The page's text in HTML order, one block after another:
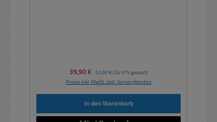
Verkaufspreis:
39,90 € Regulärer Preis:
52,90 € (24.57% gespart)
Preise inkl. MwSt. zzgl. Versandkosten
In den Warenkorb